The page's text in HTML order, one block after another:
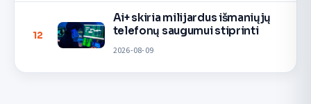
12
Ai+ skiria milijardus išmaniųjų
telefonų saugumui stiprinti
2026-08-09